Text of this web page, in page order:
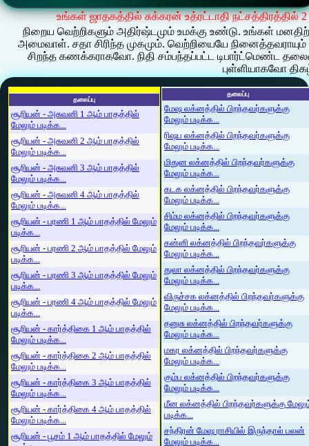
உங்கள் ஜாதகத்தில் சுக்கரன் உத்ரட்டாதி
நிறைய வெற்றிகளும் அதிர்ஷ்டமும் உமக்கு உண்டு. உங்கள்
அமைவாள். சதா சிரிந்த முகமும். வெற்றியையே நினைத்தவராயும்
சிறந்த கணக்கராகவோ. நிதி சம்பந்தப்பட்ட டிபார்ட்மெண்ட
புள்ளியாகவோ
தலைப்பு
சூரியன் - அசுவனி 1 ஆம் பாதத்தில்
மேலும் படிக்க...
சூரியன் - அசுவனி 2 ஆம் பாதத்தில்
மேலும் படிக்க...
சூரியன் - அசுவனி 3 ஆம் பாதத்தில்
மேலும் படிக்க...
சூரியன் - அசுவனி 4 ஆம் பாதத்தில்
மேலும் படிக்க...
சூரியன் - பரணி 1 ஆம் பாதத்தில் மேலும்
படிக்க...
சூரியன் - பரணி 2 ஆம் பாதத்தில் மேலும்
படிக்க...
சூரியன் - பரணி 3 ஆம் பாதத்தில் மேலும்
படிக்க...
சூரியன் - பரணி 4 ஆம் பாதத்தில் மேலும்
படிக்க...
சூரியன் - கார்த்திகை 1 ஆம் பாதத்தில்
மேலும் படிக்க...
சூரியன் - கார்த்திகை 2 ஆம் பாதத்தில்
மேலும் படிக்க...
சூரியன் - கார்த்திகை 3 ஆம் பாதத்தில்
மேலும் படிக்க...
சூரியன் - கார்த்திகை 4 ஆம் பாதத்தில்
மேலும் படிக்க...
சூரியன் - பூசம் 1 ஆம் பாதத்தில் மேலும்
தலைப்பு
மேஷ லக்னத்தில் பிறந்தவர்களுக்கு
மேலும் படிக்க...
ரிஷப லக்னத்தில் பிறந்தவர்களுக்கு
மேலும் படிக்க...
மிதுன லக்னத்தில் பிறந்தவர்களுக்கு
மேலும் படிக்க...
கடக லக்னத்தில் பிறந்தவர்களுக்கு
மேலும் படிக்க...
சிம்ம லக்னத்தில் பிறந்தவர்களுக்கு
மேலும் படிக்க...
கன்னி லக்னத்தில் பிறந்தவர்களுக்கு
மேலும் படிக்க...
துலா லக்னத்தில் பிறந்தவர்களுக்கு
மேலும் படிக்க...
விருச்சக லக்னத்தில் பிறந்தவர்களுக்கு
மேலும் படிக்க...
தனுசு லக்னத்தில் பிறந்தவர்களுக்கு
மேலும் படிக்க...
மகர லக்னத்தில் பிறந்தவர்களுக்கு
மேலும் படிக்க...
கும்ப லக்னத்தில் பிறந்தவர்களுக்கு
மேலும் படிக்க...
மீன லக்னத்தில் பிறந்தவர்களுக்கு
படிக்க...
சந்திரன் மேஷ ராசியில் இருந்தால் பலன்
மேலும் படிக்க...